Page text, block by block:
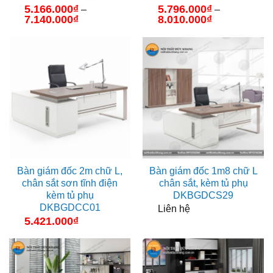
5.166.000₫ –
7.140.000₫Khoảng
7.140.000₫
5.796.000₫ –
8.010.000₫Khoảng
5.796.000₫
Bàn giám đốc 2m chữ L,
chân sắt sơn tĩnh điện
kèm tủ phụ
DKBGDCC01
5.421.000₫
Bàn giám đốc 1m8 chữ L
chân sắt, kèm tủ phụ
DKBGDCS29
Liên hệ